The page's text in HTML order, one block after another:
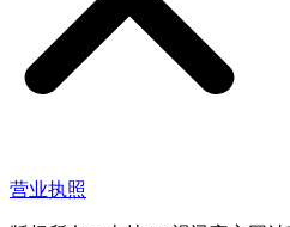
营业执照